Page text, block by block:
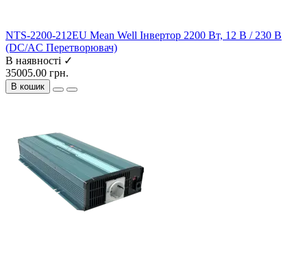
NTS-2200-212EU Mean Well Інвертор 2200 Вт, 12 В / 230 В
(DC/AC Перетворювач)
В наявності ✓
35005.00 грн.
В кошик